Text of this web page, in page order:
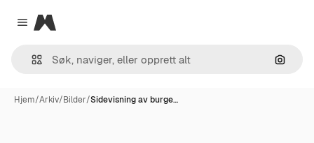
Close menu
Magnific
Søk
Hjem/Arkiv/Bilder/Sidevisning av burge…